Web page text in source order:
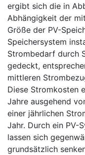
ergibt sich die in
Abhängigkeit der
Größe der PV-
Speichersystem
Strombedarf durch
gedeckt,
mittleren
Diese Stromkosten
Jahre ausgehend
einer jährlichen
Jahr. Durch ein PV-
lassen sich
grundsätzlich